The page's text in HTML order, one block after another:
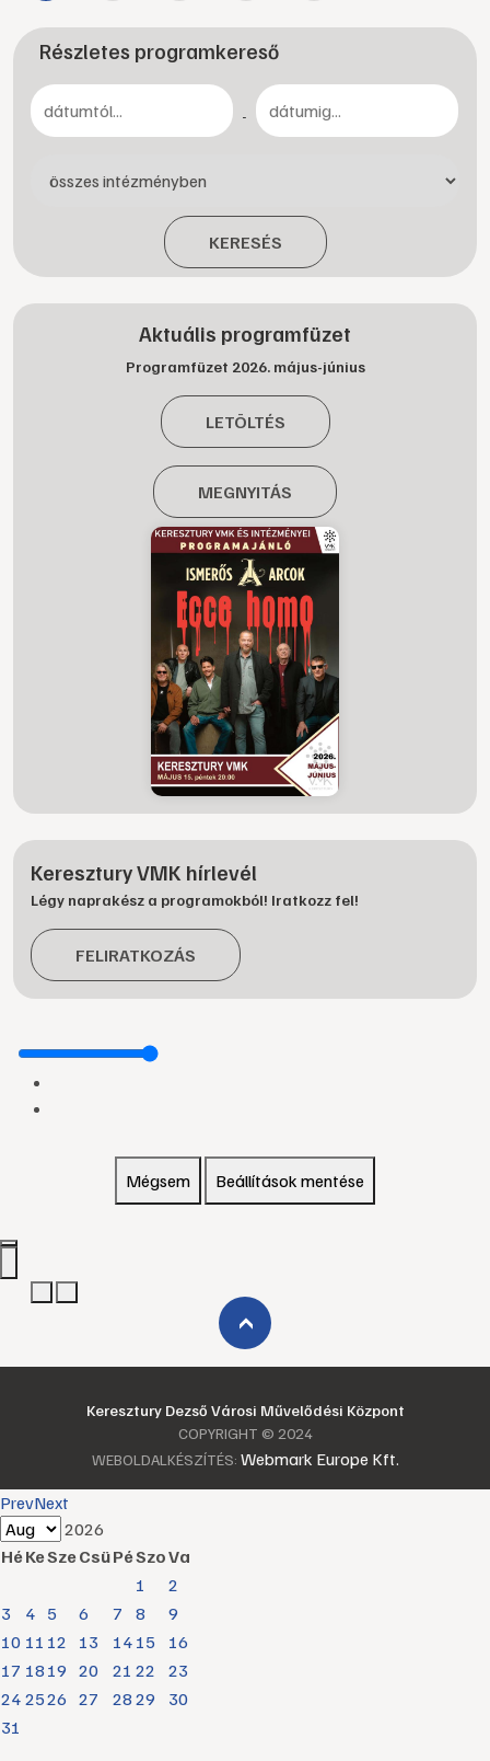
Részletes programkereső
-
KERESÉS
Aktuális programfüzet
Programfüzet 2026. május-június
LETÖLTÉS
MEGNYITÁS
Keresztury VMK hírlevél
Légy naprakész a programokból! Iratkozz fel!
FELIRATKOZÁS
Mégsem Beállítások mentése
›
Keresztury Dezső Városi Művelődési Központ
COPYRIGHT © 2024
WEBOLDALKÉSZÍTÉS: Webmark Europe Kft.
PrevNext
2026
HéKeSzeCsüPéSzoVa
1
2
3
4 5 6 7 8
9
10 11 12 13 14 15
16
17 18 19 20 21 22
23
24 2526 27 28 29
30
31